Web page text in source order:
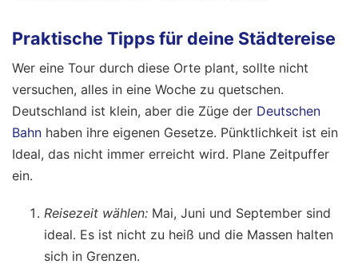
Praktische Tipps für deine Städtereise
Wer eine Tour durch diese Orte plant, sollte nicht
versuchen, alles in eine Woche zu quetschen.
Deutschland ist klein, aber die Züge der Deutschen
Bahn haben ihre eigenen Gesetze. Pünktlichkeit ist ein
Ideal, das nicht immer erreicht wird. Plane Zeitpuffer
ein.
Reisezeit wählen: Mai, Juni und September sind
ideal. Es ist nicht zu heiß und die Massen halten
sich in Grenzen.